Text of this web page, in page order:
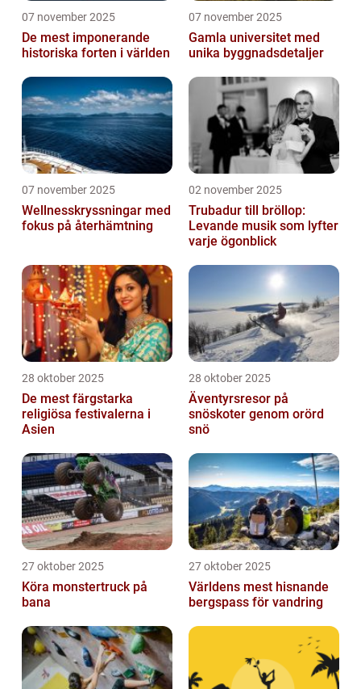
07 november 2025
De mest imponerande
historiska forten i världen
07 november 2025
Gamla universitet med
unika byggnadsdetaljer
07 november 2025
Wellnesskryssningar med
fokus på återhämtning
02 november 2025
Trubadur till bröllop:
Levande musik som lyfter
varje ögonblick
28 oktober 2025
De mest färgstarka
religiösa festivalerna i
Asien
28 oktober 2025
Äventyrsresor på
snöskoter genom orörd
snö
27 oktober 2025
Köra monstertruck på
bana
27 oktober 2025
Världens mest hisnande
bergspass för vandring